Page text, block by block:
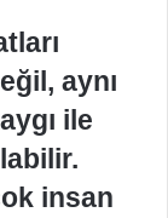
aynı
ile
insan